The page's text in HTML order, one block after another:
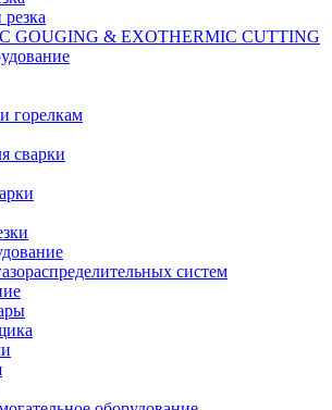
GOUGING & EXOTHERMIC CUTTING
горелкам
сварки
систем